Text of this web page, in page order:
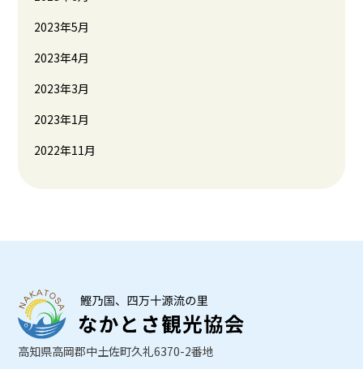
2023年5月
2023年4月
2023年3月
2023年1月
2022年11月
高知県高岡郡中土佐町久礼6370-2番地